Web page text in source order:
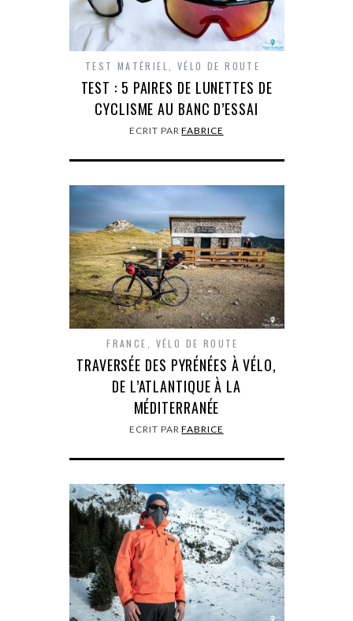
TEST MATÉRIEL, VÉLO DE ROUTE
TEST : 5 PAIRES DE LUNETTES DE
CYCLISME AU BANC D’ESSAI
ECRIT PARFABRICE
FRANCE, VÉLO DE ROUTE
TRAVERSÉE DES PYRÉNÉES À VÉLO,
DE L’ATLANTIQUE À LA
MÉDITERRANÉE
ECRIT PARFABRICE